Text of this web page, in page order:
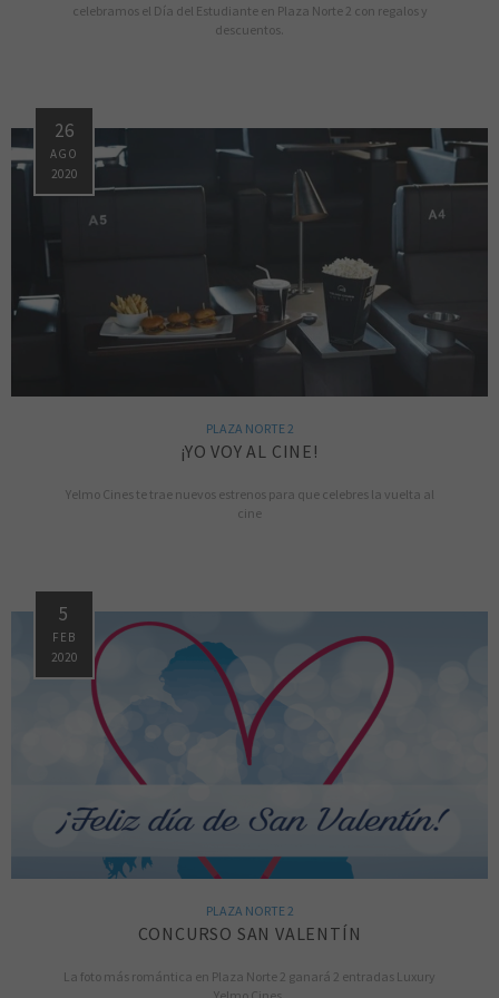
celebramos el Día del Estudiante en Plaza Norte 2 con regalos y
descuentos.
26
AGO
2020
PLAZA NORTE 2
¡YO VOY AL CINE!
Yelmo Cines te trae nuevos estrenos para que celebres la vuelta al
cine
5
FEB
2020
PLAZA NORTE 2
CONCURSO SAN VALENTÍN
La foto más romántica en Plaza Norte 2 ganará 2 entradas Luxury